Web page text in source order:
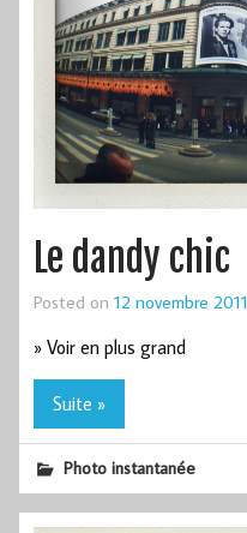
Le dandy chic
Posted on 12 novembre 2011
» Voir en plus grand
Suite »
Photo instantanée